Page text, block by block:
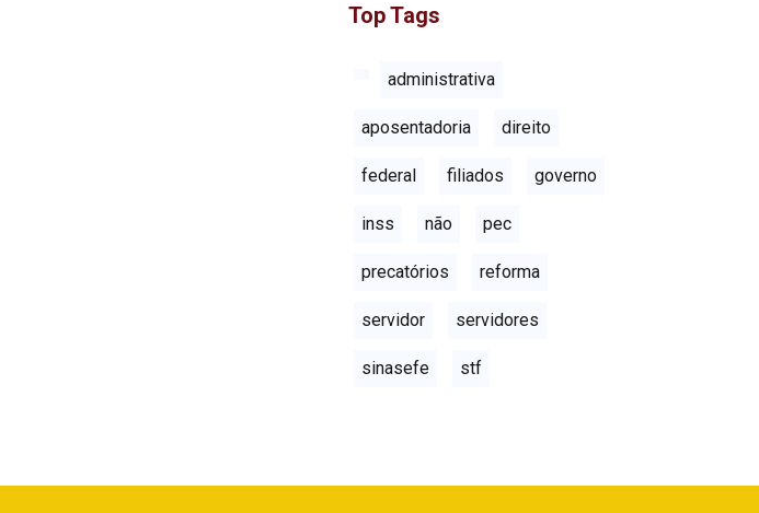
Top Tags
administrativa
aposentadoria direito
federal filiados governo
inss não pec
precatórios reforma
servidor servidores
sinasefe stf